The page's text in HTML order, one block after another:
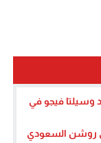
وسيلتا فيجو في
روشن السعودي